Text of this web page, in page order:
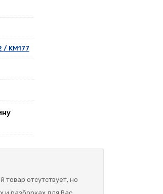
/ KM177
товар отсутствует, но